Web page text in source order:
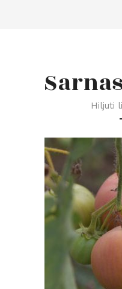
Hiljuti